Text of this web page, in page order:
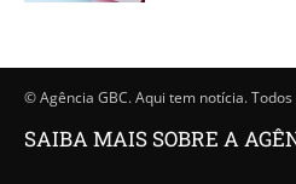
© Agência GBC. Aqui tem notícia.
SAIBA MAIS SOBRE A